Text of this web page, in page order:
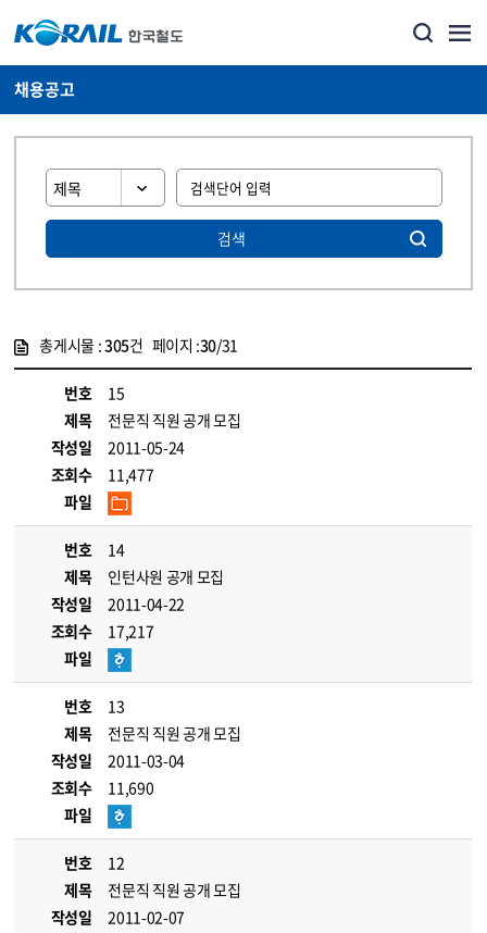
채용공고
검색
총게시물 :305건 페이지 :30/31
번호
15
제목
전문직 직원 공개 모집
작성일
2011-05-24
조회수
11,477
파일
번호
14
제목
인턴사원 공개 모집
작성일
2011-04-22
조회수
17,217
파일
번호
13
제목
전문직 직원 공개 모집
작성일
2011-03-04
조회수
11,690
파일
번호
12
제목
전문직 직원 공개 모집
작성일
2011-02-07